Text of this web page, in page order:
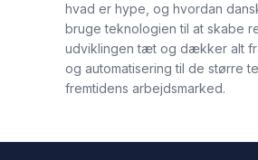
hvad er hype, og hvordan
bruge teknologien til at skabe
udviklingen tæt og dækker alt
og automatisering til de større
fremtidens arbejdsmarked.